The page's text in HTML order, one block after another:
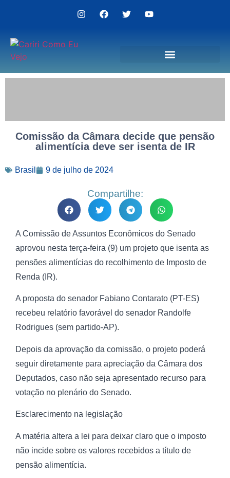
Comissão da Câmara decide que pensão
alimentícia deve ser isenta de IR
Brasil 9 de julho de 2024
Compartilhe:
A Comissão de Assuntos Econômicos do Senado
aprovou nesta terça-feira (9) um projeto que isenta as
pensões alimentícias do recolhimento de Imposto de
Renda (IR).
A proposta do senador Fabiano Contarato (PT-ES)
recebeu relatório favorável do senador Randolfe
Rodrigues (sem partido-AP).
Depois da aprovação da comissão, o projeto poderá
seguir diretamente para apreciação da Câmara dos
Deputados, caso não seja apresentado recurso para
votação no plenário do Senado.
Esclarecimento na legislação
A matéria altera a lei para deixar claro que o imposto
não incide sobre os valores recebidos a título de
pensão alimentícia.